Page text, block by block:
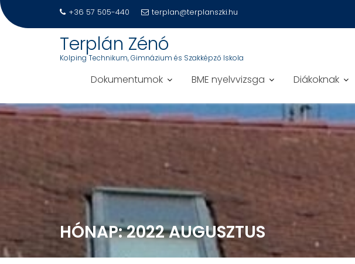
S
+36 57 505-440 terplan@terplanszki.hu
Terplán Zénó
Kolping Technikum, Gimnázium és Szakképző Iskola
Dokumentumok BME nyelvvizsga Diákoknak
HÓNAP:2022 AUGUSZTUS